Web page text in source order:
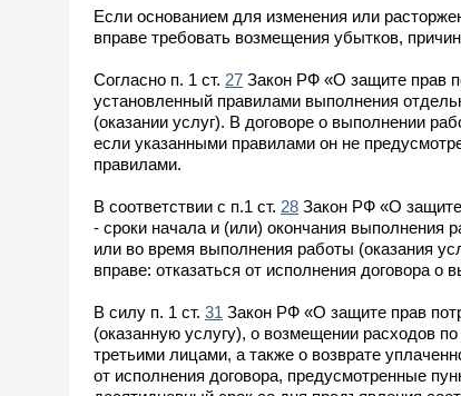
Если основанием для изменения или
вправе требовать возмещения убытков,
Согласно п. 1 ст. 27 Закон РФ «О защите прав
установленный правилами выполнения
(оказании услуг). В договоре о выполнении
если указанными правилами он не
правилами.
В соответствии с п.1 ст. 28 Закон РФ «О защите
- сроки начала и (или) окончания выполнения
или во время выполнения работы (оказания
вправе: отказаться от исполнения договора о
В силу п. 1 ст. 31 Закон РФ «О защите прав
(оказанную услугу), о возмещении расходов
третьими лицами, а также о возврате
от исполнения договора, предусмотренные